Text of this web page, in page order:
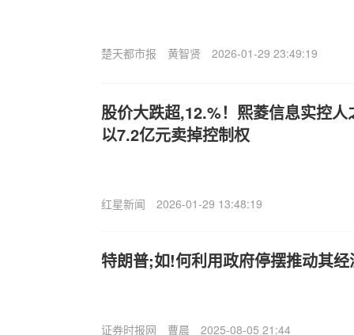
楚天都市报 黄智贤 2026-01-29 23:49:19
股价大跌超,12.%！熙菱信息实控
以7.2亿元卖掉控制权
红星新闻 2026-01-29 13:48:19
特朗普;如!何利用政府停摆推动其
证券时报网 曹晨 2025-08-05 21:44